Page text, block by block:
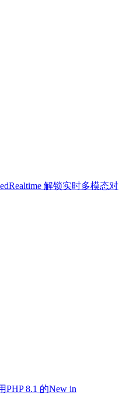
解锁实时多模态对
PHP 8.1 的New in